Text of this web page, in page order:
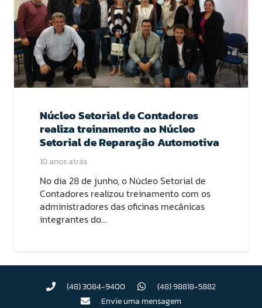
Núcleo Setorial de Contadores
realiza treinamento ao Núcleo
Setorial de Reparação Automotiva
10 anos atrás
No dia 28 de junho, o Núcleo Setorial de
Contadores realizou treinamento com os
administradores das oficinas mecânicas
integrantes do…
(48) 3084-9400
(48) 98818-5882
Envie uma mensagem